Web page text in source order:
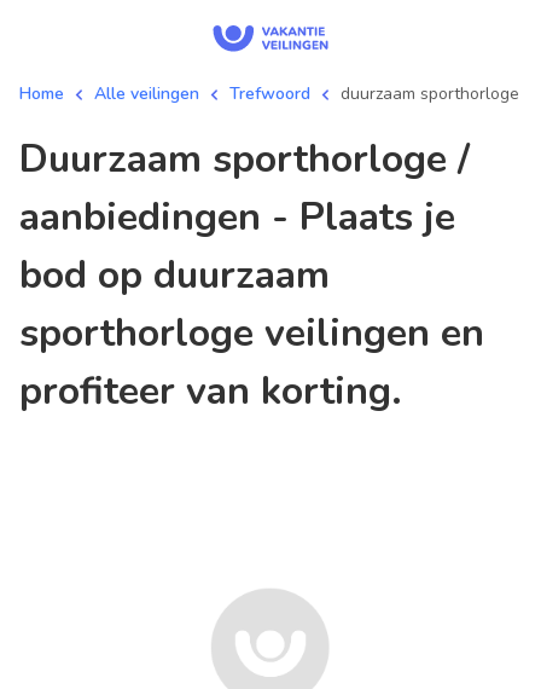
Home Alle veilingen Trefwoord duurzaam sporthorloge
duurzaam sporthorloge /
aanbiedingen - Plaats je
bod op duurzaam
sporthorloge veilingen en
profiteer van korting.